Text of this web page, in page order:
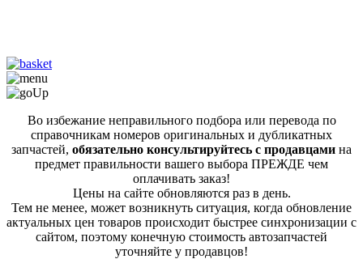
Во избежание неправильного подбора или перевода по
справочникам номеров оригинальных и дубликатных
запчастей, обязательно консультируйтесь с продавцами на
предмет правильности вашего выбора ПРЕЖДЕ чем
оплачивать заказ!
Цены на сайте обновляются раз в день.
Тем не менее, может возникнуть ситуация, когда обновление
актуальных цен товаров происходит быстрее синхронизации с
сайтом, поэтому конечную стоимость автозапчастей
уточняйте у продавцов!